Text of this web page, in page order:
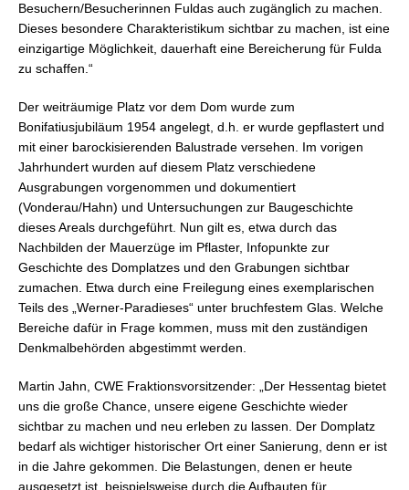
Besuchern/Besucherinnen Fuldas auch zugänglich zu machen.
Dieses besondere Charakteristikum sichtbar zu machen, ist eine
einzigartige Möglichkeit, dauerhaft eine Bereicherung für Fulda
zu schaffen.“
Der weiträumige Platz vor dem Dom wurde zum
Bonifatiusjubiläum 1954 angelegt, d.h. er wurde gepflastert und
mit einer barockisierenden Balustrade versehen. Im vorigen
Jahrhundert wurden auf diesem Platz verschiedene
Ausgrabungen vorgenommen und dokumentiert
(Vonderau/Hahn) und Untersuchungen zur Baugeschichte
dieses Areals durchgeführt. Nun gilt es, etwa durch das
Nachbilden der Mauerzüge im Pflaster, Infopunkte zur
Geschichte des Domplatzes und den Grabungen sichtbar
zumachen. Etwa durch eine Freilegung eines exemplarischen
Teils des „Werner-Paradieses“ unter bruchfestem Glas. Welche
Bereiche dafür in Frage kommen, muss mit den zuständigen
Denkmalbehörden abgestimmt werden.
Martin Jahn, CWE Fraktionsvorsitzender: „Der Hessentag bietet
uns die große Chance, unsere eigene Geschichte wieder
sichtbar zu machen und neu erleben zu lassen. Der Domplatz
bedarf als wichtiger historischer Ort einer Sanierung, denn er ist
in die Jahre gekommen. Die Belastungen, denen er heute
ausgesetzt ist, beispielsweise durch die Aufbauten für